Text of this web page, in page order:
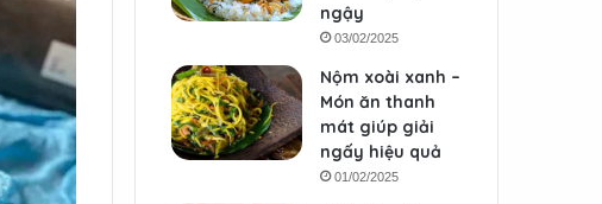
ngậy
03/02/2025
Nộm xoài xanh –
Món ăn thanh
mát giúp giải
ngấy hiệu quả
01/02/2025